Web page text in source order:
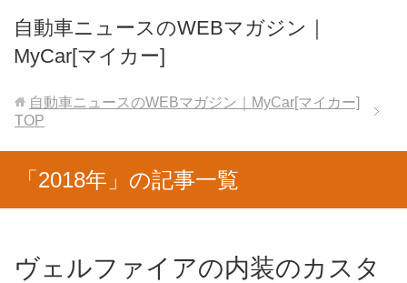
自動車ニュースのWEBマガジン｜
MyCar[マイカー]
自動車ニュースのWEBマガジン｜MyCar[マイカー]
TOP
「2018年」の記事一覧
ヴェルファイアの内装のカスタ